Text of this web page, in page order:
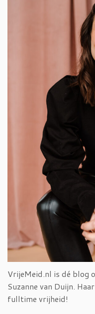
VrijeMeid.nl is dé blog
Suzanne van Duijn.
fulltime vrijheid!